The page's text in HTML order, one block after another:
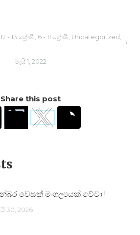
12 - 13 ශ්‍රේණි, 6 - 11 ශ්‍රේණි, Uncategorized,
මැයි 1, 2022
Share this post
වෙසක් මංගල්‍යයක් වේවා !
30, 2026